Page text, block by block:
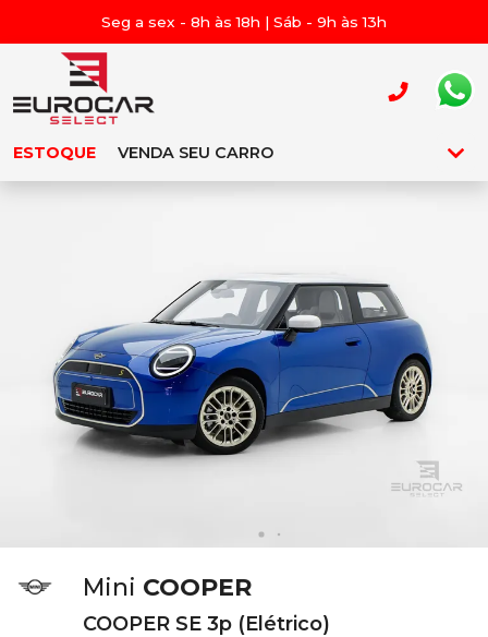
Seg a sex - 8h às 18h | Sáb - 9h às 13h
ESTOQUE VENDA SEU CARRO
Mini COOPER
COOPER SE 3p (Elétrico)